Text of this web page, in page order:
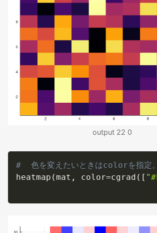
output 22 0
#  色を変えたいときはcolorを指定
heatmap (mat , color=cgrad ( [